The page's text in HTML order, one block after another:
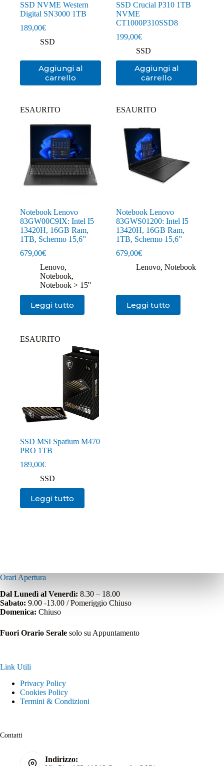
SSD NVME Western
Digital SN3000 1TB
189,00€
SSD
Aggiungi al
carrello
SSD Crucial P310 1TB
NVME
CT1000P310SSD8
199,00€
SSD
Aggiungi al
carrello
ESAURITO
Notebook Lenovo
83GW00C9IX: Intel I5
13420H, 16GB Ram,
1TB, Schermo 15,6”
679,00€
Lenovo,
Notebook,
Notebook > 15''
Leggi tutto
ESAURITO
Notebook Lenovo
83GWS01200: Intel I5
13420H, 16GB Ram,
1TB, Schermo 15,6”
679,00€
Lenovo,Notebook
Leggi tutto
ESAURITO
SSD MSI Spatium M470
PRO 1TB
189,00€
SSD
Leggi tutto
Orari Apertura
Dal Lunedì al Venerdì: 8.30 – 18.00
Sabato: 9.00 -13.00 / Pomeriggio Chiuso
Domenica: Chiuso
Fuori Orario Serale solo su Appuntamento
Link Utili
Privacy Policy
Cookies Policy
Termini & Condizioni
Contatti
Indirizzo: